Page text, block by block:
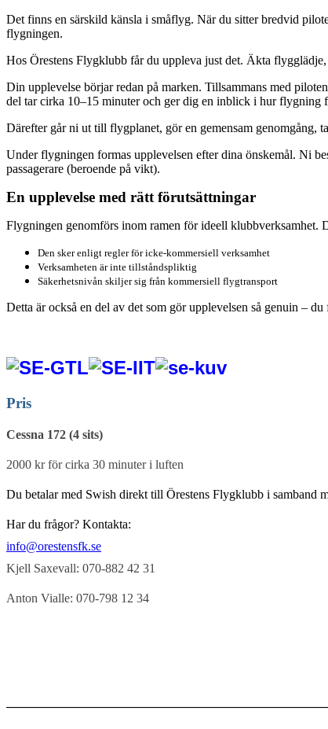
Det finns en särskild känsla i småflyg. När du sitter bredvid
flygningen.
Hos Örestens Flygklubb får du uppleva just det. Äkta
Din upplevelse börjar redan på marken. Tillsammans med
del tar cirka 10–15 minuter och ger dig en inblick i hur flygning
Därefter går ni ut till flygplanet, gör en gemensam genomgång,
Under flygningen formas upplevelsen efter dina önskemål. Ni
passagerare (beroende på vikt).
En upplevelse med rätt förutsättningar
Flygningen genomförs inom ramen för ideell klubbverksamhet.
Den sker enligt regler för icke-kommersiell verksamhet
Verksamheten är inte tillståndspliktig
Säkerhetsnivån skiljer sig från kommersiell flygtransport
Detta är också en del av det som gör upplevelsen så genuin –
Pris
Cessna 172 (4 sits)
2000 kr för cirka 30 minuter i luften
Du betalar med Swish direkt till Örestens Flygklubb i samband
Har du frågor? Kontakta:
info@orestensfk.se
Kjell Saxevall: 070-882 42 31
Anton Vialle: 070-798 12 34